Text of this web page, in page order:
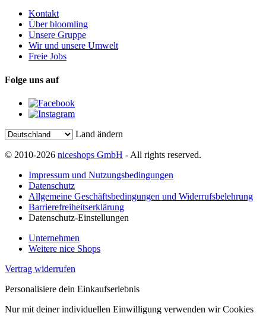
Kontakt
Über bloomling
Unsere Gruppe
Wir und unsere Umwelt
Freie Jobs
Folge uns auf
Land ändern
© 2010-2026 niceshops GmbH - All rights reserved.
Impressum und Nutzungsbedingungen
Datenschutz
Allgemeine Geschäftsbedingungen und Widerrufsbelehrung
Barrierefreiheitserklärung
Datenschutz-Einstellungen
Unternehmen
Weitere nice Shops
Vertrag widerrufen
Personalisiere dein Einkaufserlebnis
Nur mit deiner individuellen Einwilligung verwenden wir Cookies